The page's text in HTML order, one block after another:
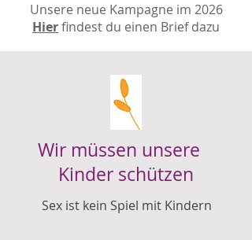
Unsere neue Kampagne im 2026
Hierfindest du einen Brief dazu
Wir müssen unsere
Kinder schützen
Sex ist kein Spiel mit Kindern